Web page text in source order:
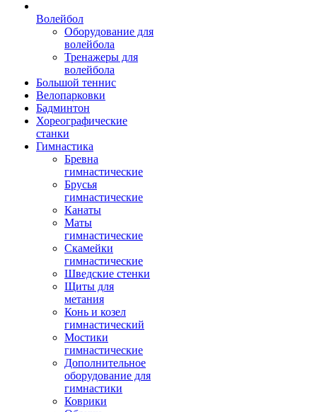
Волейбол
Оборудование для
волейбола
Тренажеры для
волейбола
Большой теннис
Велопарковки
Бадминтон
Хореографические
станки
Гимнастика
Бревна
гимнастические
Брусья
гимнастические
Канаты
Маты
гимнастические
Скамейки
гимнастические
Шведские стенки
Щиты для
метания
Конь и козел
гимнастический
Мостики
гимнастические
Дополнительное
оборудование для
гимнастики
Коврики